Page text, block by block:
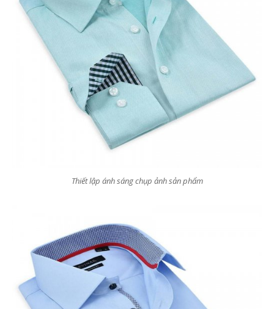
Thiết lập ánh sáng chụp ảnh sản phẩm